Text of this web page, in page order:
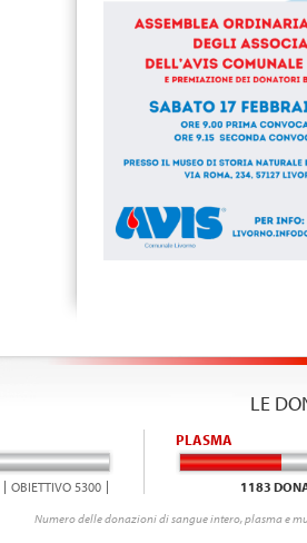
LE
OBIETTIVO 5300
PLASMA
1183
Numero delle donazioni di sangue intero, plasma e